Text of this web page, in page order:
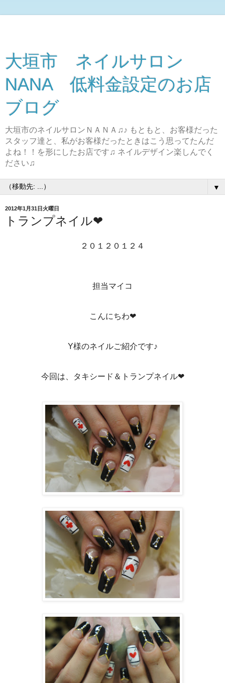
大垣市 ネイルサロン
NANA 低料金設定のお店
ブログ
大垣市のネイルサロンＮＡＮＡ♫♪ もともと、お客様だった
スタッフ達と、私がお客様だったときはこう思ってたんだ
よね！！を形にしたお店です♫ ネイルデザイン楽しんでく
ださい♫
▼
2012年1月31日火曜日
トランプネイル❤
２０１２０１２４
担当マイコ
こんにちわ❤
Y様のネイルご紹介です♪
今回は、タキシード＆トランプネイル❤